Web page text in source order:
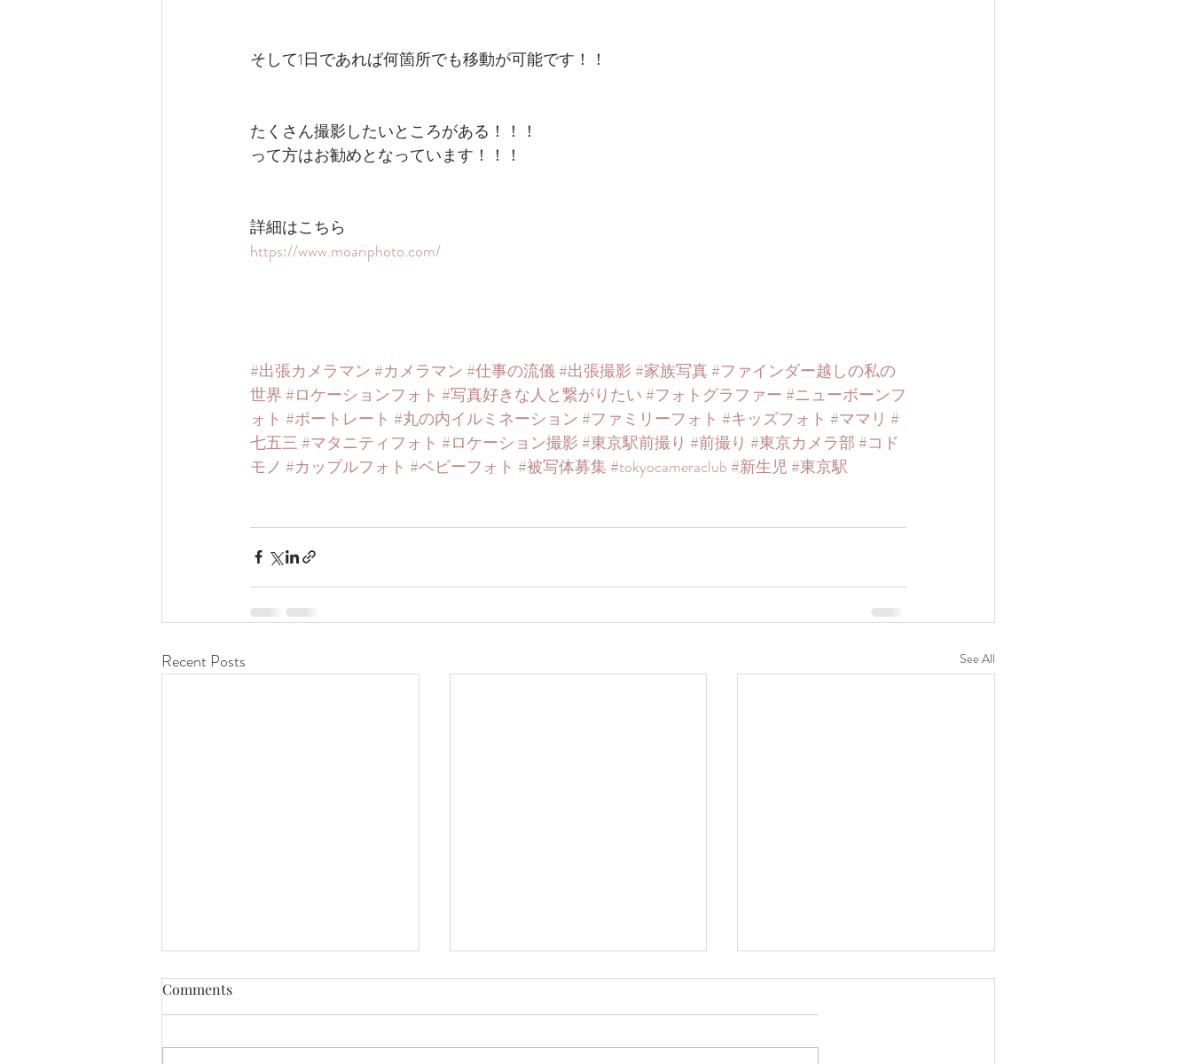
そして1日であれば何箇所でも移動が可能です！！
たくさん撮影したいところがある！！！
って方はお勧めとなっています！！！
詳細はこちら
https://www.moariphoto.com/
#出張カメラマン #カメラマン #仕事の流儀#出張撮影 #家族写真#ファインダー越しの私の
世界 #ロケーションフォト #写真好きな人と繋がりたい #フォトグラファー #ニューボーンフ
ォト #ポートレート #丸の内イルミネーション #ファミリーフォト #キッズフォト #ママリ #
七五三 #マタニティフォト #ロケーション撮影 #東京駅前撮り #前撮り #東京カメラ部 #コド
モノ #カップルフォト #ベビーフォト #被写体募集 #tokyocameraclub #新生児 #東京駅
Recent Posts See All
Comments